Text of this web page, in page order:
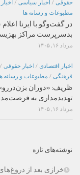
حقوقی / اخبار سیاسی /
مطبوعات و رسانه ها
بدسرپرست مراکز
مرداد ۱۶, ۱۴۰۵
اخبار اقتصادی / اخبار حقوقی /
فرهنگی / مطبوعات و رسانه
ظریف: «دوران
تهدیدمداری به
مرداد ۱۶, ۱۴۰۵
نوشته‌های تازه
خرازی بعد از